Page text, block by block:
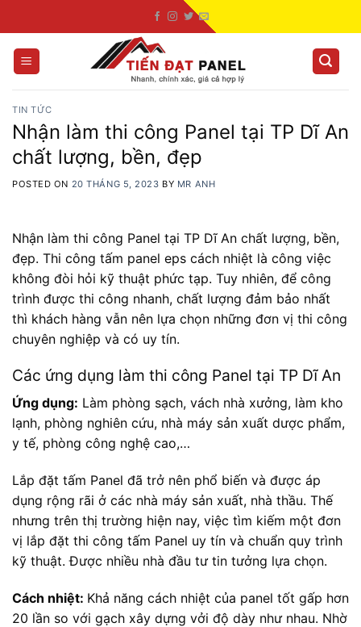
to
content
TIN TỨC
Nhận làm thi công Panel tại TP Dĩ An
chất lượng, bền, đẹp
POSTED ON 20 THÁNG 5, 2023 BY MR ANH
Nhận làm thi công Panel tại TP Dĩ An chất lượng, bền,
đẹp. Thi công tấm panel eps cách nhiệt là công việc
không đòi hỏi kỹ thuật phức tạp. Tuy nhiên, để công
trình được thi công nhanh, chất lượng đảm bảo nhất
thì khách hàng vẫn nên lựa chọn những đơn vị thi công
chuyên nghiệp và có uy tín.
Các ứng dụng làm thi công Panel tại TP Dĩ An
Ứng dụng: Làm phòng sạch, vách nhà xưởng, làm kho
lạnh, phòng nghiên cứu, nhà máy sản xuất dược phẩm,
y tế, phòng công nghệ cao,…
Lắp đặt tấm Panel đã trở nên phổ biến và được áp
dụng rộng rãi ở các nhà máy sản xuất, nhà thầu. Thế
nhưng trên thị trường hiện nay, việc tìm kiếm một đơn
vị lắp đặt thi công tấm Panel uy tín và chuẩn quy trình
kỹ thuật. Được nhiều nhà đầu tư tin tưởng lựa chọn.
Cách nhiệt: Khả năng cách nhiệt của panel tốt gấp hơn
20 lần so với gạch xây dựng vởi độ dày như nhau. Nhờ